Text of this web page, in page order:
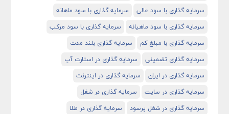
سرمایه گذاری با سود عالی
سرمایه گذاری با سود ماهانه
سرمایه گذاری با سود ماهیانه
سرمایه گذاری با سود مرکب
سرمایه گذاری با مبلغ کم
سرمایه گذاری بلند مدت
سرمایه گذاری تضمینی
سرمایه گذاری در استارت آپ
سرمایه گذاری در ایران
سرمایه گذاری در اینترنت
سرمایه گذاری در سایت
سرمایه گذاری در شغل
سرمایه گذاری در شغل پرسود
سرمایه گذاری در طلا